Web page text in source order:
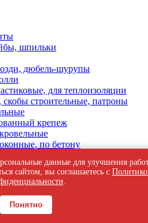
шпильки
дюбель-шурупы
для теплоизоляции
строительные, патроны
крепеж
по бетону
универсальные
головкой, с
данные для улучшения
сайтом, вы соглашаетесь с
.
Понятно